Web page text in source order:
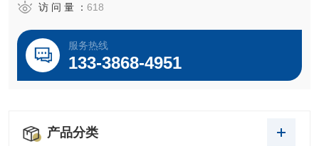
访 问 量 ： 618
服务热线
133-3868-4951
产品分类